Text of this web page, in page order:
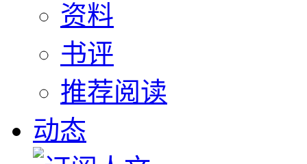
资料
书评
推荐阅读
动态